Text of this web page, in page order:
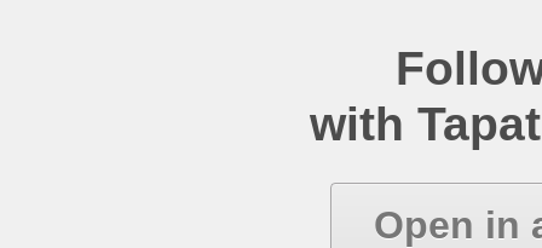
with
Open in